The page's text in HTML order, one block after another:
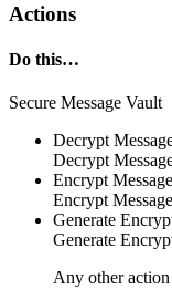
Actions
Do this…
Secure Message Vault
Decrypt
Decrypt
Encrypt Message
Encrypt
Generate
Generate
Any other